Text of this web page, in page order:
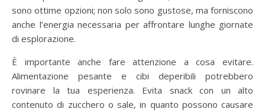
sono ottime opzioni; non solo sono gustose, ma forniscono
anche l’energia necessaria per affrontare lunghe giornate
di esplorazione.
È importante anche fare attenzione a cosa evitare.
Alimentazione pesante e cibi deperibili potrebbero
rovinare la tua esperienza. Evita snack con un alto
contenuto di zucchero o sale, in quanto possono causare